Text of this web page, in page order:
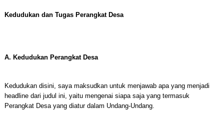
Kedudukan dan Tugas Perangkat Desa
A. Kedudukan Perangkat Desa
Kedudukan disini, saya maksudkan untuk menjawab apa yang menjadi
headline dari judul ini, yaitu mengenai siapa saja yang termasuk
Perangkat Desa yang diatur dalam Undang-Undang.